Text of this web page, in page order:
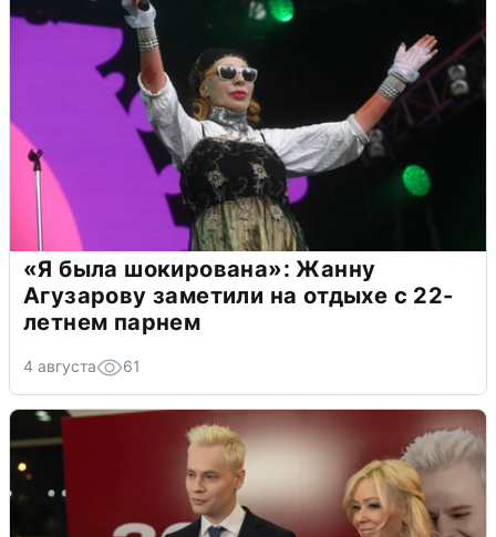
«Я была шокирована»: Жанну
Агузарову заметили на отдыхе с 22-
летнем парнем
4 августа 61